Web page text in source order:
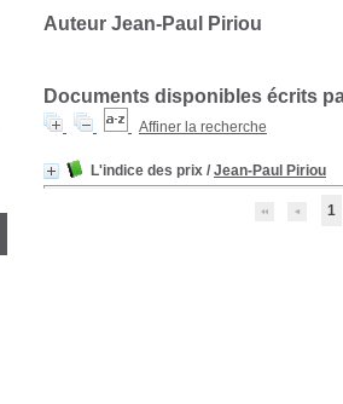
Auteur Jean-Paul Piriou
Documents disponibles écrits
Affiner la recherche
L'indice des prix / Jean-Paul Piriou
1